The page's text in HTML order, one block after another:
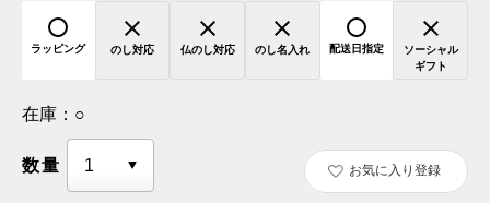
ラッピング のし対応 仏のし対応 のし名入れ 配送日指定
ソーシャル
ギフト
在庫： ○
数量 お気に入り登録